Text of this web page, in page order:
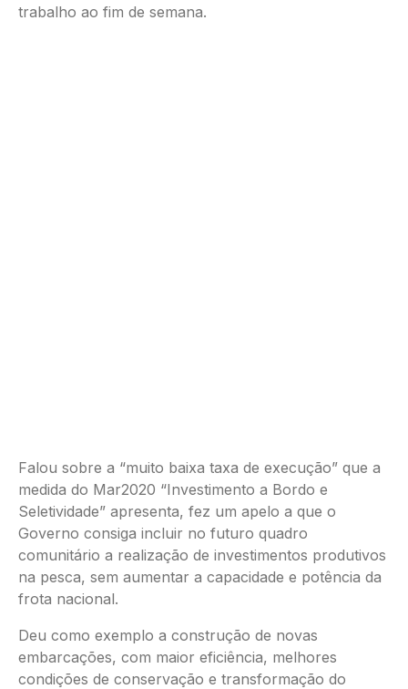
trabalho ao fim de semana.
Falou sobre a “muito baixa taxa de execução” que a
medida do Mar2020 “Investimento a Bordo e
Seletividade” apresenta, fez um apelo a que o
Governo consiga incluir no futuro quadro
comunitário a realização de investimentos produtivos
na pesca, sem aumentar a capacidade e potência da
frota nacional.
Deu como exemplo a construção de novas
embarcações, com maior eficiência, melhores
condições de conservação e transformação do